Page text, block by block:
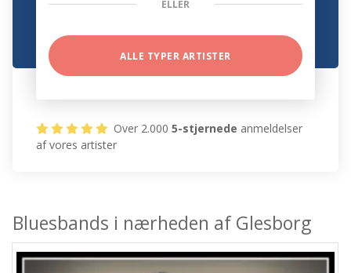
ELLER
ALLE TYPER ARTISTER
Over 2.0005-stjernede anmeldelser
af vores artister
Bluesbands i nærheden af Glesborg